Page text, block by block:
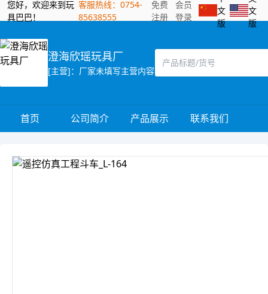
您好，欢迎来到玩
具巴巴！
客服热线：0754-
85638555
免费
注册
会员
登录
文
版
文
版
澄海欣瑶玩具厂
[主营]：厂家未填写主营内容
首页 公司简介 产品展示 联系我们